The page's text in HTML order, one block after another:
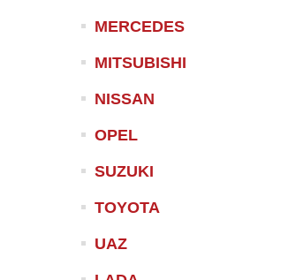
MERCEDES
MITSUBISHI
NISSAN
OPEL
SUZUKI
TOYOTA
UAZ